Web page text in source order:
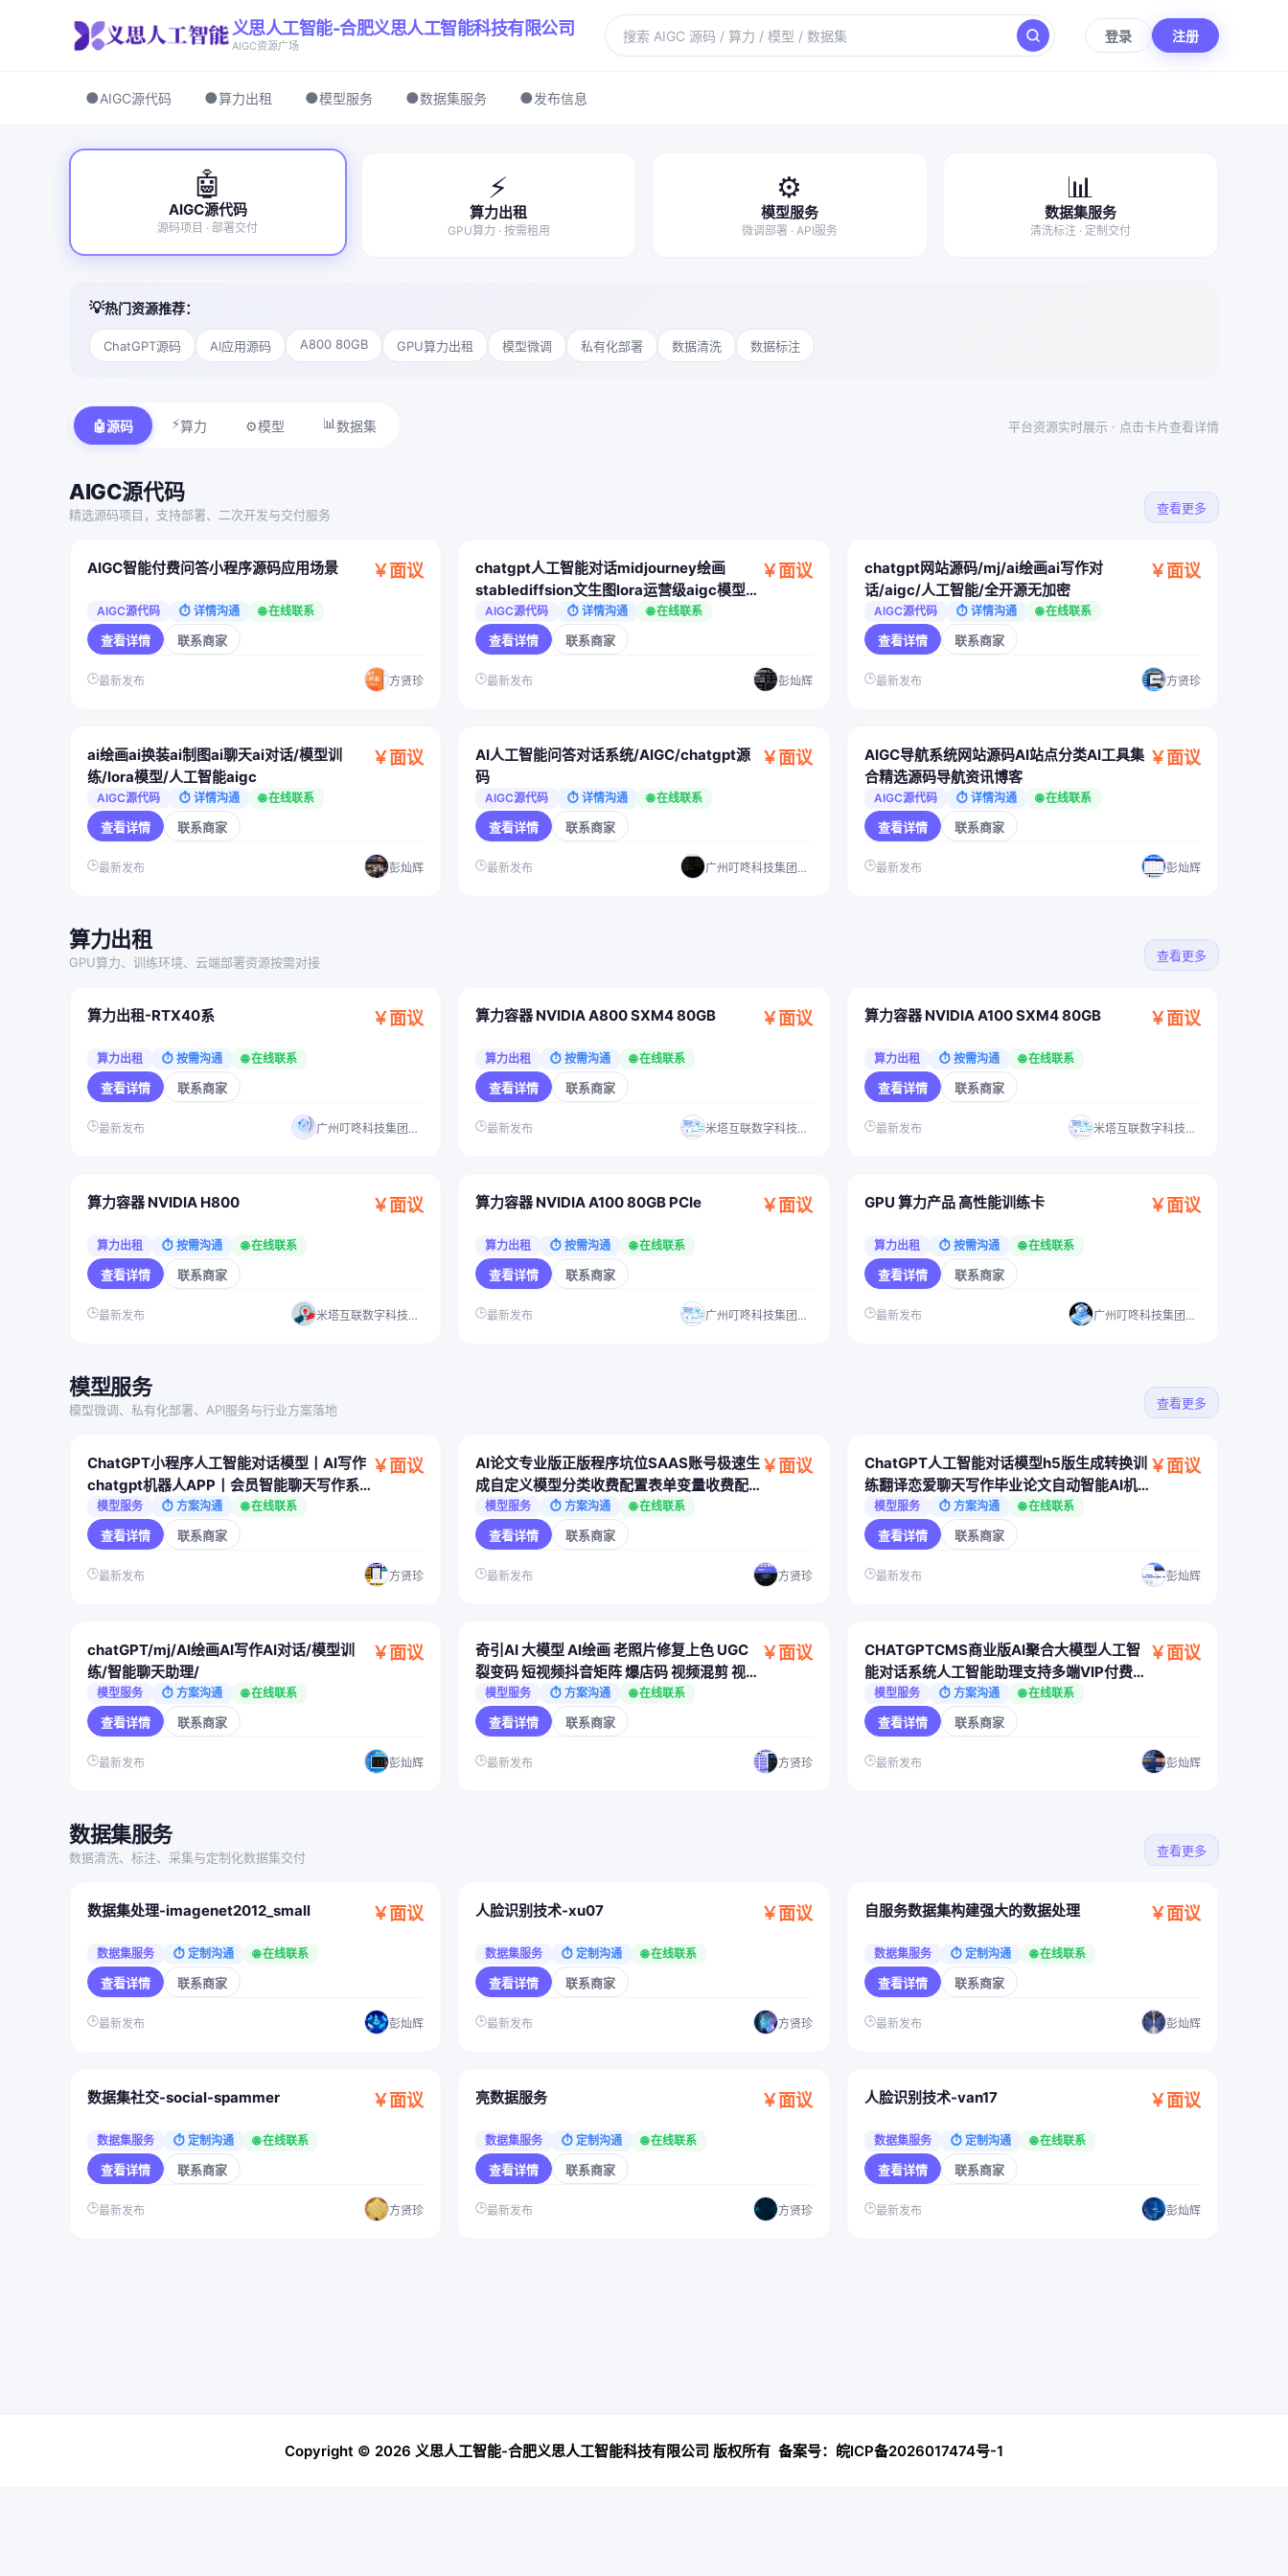
义思人工智能-合肥义思人工智能科技有限公司
AIGC资源广场
登录 注册
●AIGC源代码 ●算力出租 ●模型服务 ●数据集服务 ●发布信息
🤖
AIGC源代码
源码项目 · 部署交付
⚡
算力出租
GPU算力 · 按需租用
⚙️
模型服务
微调部署 · API服务
📊
数据集服务
清洗标注 · 定制交付
💡热门资源推荐：
ChatGPT源码 AI应用源码 A800 80GB GPU算力出租 模型微调 私有化部署 数据清洗 数据标注
🤖源码 ⚡算力 ⚙️模型 📊数据集 平台资源实时展示 · 点击卡片查看详情
AIGC源代码
精选源码项目，支持部署、二次开发与交付服务 查看更多
AIGC智能付费问答小程序源码应用场景 ￥面议
AIGC源代码 ⏱ 详情沟通 🌐 在线联系
查看详情 联系商家
🕒最新发布 方贤珍
chatgpt人工智能对话midjourney绘画
stablediffsion文生图lora运营级aigc模型训
练
￥面议
AIGC源代码 ⏱ 详情沟通 🌐 在线联系
查看详情 联系商家
🕒最新发布 彭灿辉
chatgpt网站源码/mj/ai绘画ai写作对
话/aigc/人工智能/全开源无加密
￥面议
AIGC源代码 ⏱ 详情沟通 🌐 在线联系
查看详情 联系商家
🕒最新发布 方贤珍
ai绘画ai换装ai制图ai聊天ai对话/模型训
练/lora模型/人工智能aigc
￥面议
AIGC源代码 ⏱ 详情沟通 🌐 在线联系
查看详情 联系商家
🕒最新发布 彭灿辉
AI人工智能问答对话系统/AIGC/chatgpt源
码
￥面议
AIGC源代码 ⏱ 详情沟通 🌐 在线联系
查看详情 联系商家
🕒最新发布 广州叮咚科技集团有限公司
AIGC导航系统网站源码AI站点分类AI工具集
合精选源码导航资讯博客
￥面议
AIGC源代码 ⏱ 详情沟通 🌐 在线联系
查看详情 联系商家
🕒最新发布 彭灿辉
算力出租
GPU算力、训练环境、云端部署资源按需对接 查看更多
算力出租-RTX40系 ￥面议
算力出租 ⏱ 按需沟通 🌐 在线联系
查看详情 联系商家
🕒最新发布 广州叮咚科技集团有限公司
算力容器 NVIDIA A800 SXM4 80GB ￥面议
算力出租 ⏱ 按需沟通 🌐 在线联系
查看详情 联系商家
🕒最新发布 米塔互联数字科技（湛江）有限公司
算力容器 NVIDIA A100 SXM4 80GB ￥面议
算力出租 ⏱ 按需沟通 🌐 在线联系
查看详情 联系商家
🕒最新发布 米塔互联数字科技（湛江）有限公司
算力容器 NVIDIA H800 ￥面议
算力出租 ⏱ 按需沟通 🌐 在线联系
查看详情 联系商家
🕒最新发布 米塔互联数字科技（湛江）有限公司
算力容器 NVIDIA A100 80GB PCIe ￥面议
算力出租 ⏱ 按需沟通 🌐 在线联系
查看详情 联系商家
🕒最新发布 广州叮咚科技集团有限公司
GPU 算力产品 高性能训练卡 ￥面议
算力出租 ⏱ 按需沟通 🌐 在线联系
查看详情 联系商家
🕒最新发布 广州叮咚科技集团有限公司
模型服务
模型微调、私有化部署、API服务与行业方案落地 查看更多
ChatGPT小程序人工智能对话模型丨AI写作
chatgpt机器人APP丨会员智能聊天写作系
统源码
￥面议
模型服务 ⏱ 方案沟通 🌐 在线联系
查看详情 联系商家
🕒最新发布 方贤珍
AI论文专业版正版程序坑位SAAS账号极速生
成自定义模型分类收费配置表单变量收费配
置
￥面议
模型服务 ⏱ 方案沟通 🌐 在线联系
查看详情 联系商家
🕒最新发布 方贤珍
ChatGPT人工智能对话模型h5版生成转换训
练翻译恋爱聊天写作毕业论文自动智能AI机
器人
￥面议
模型服务 ⏱ 方案沟通 🌐 在线联系
查看详情 联系商家
🕒最新发布 彭灿辉
chatGPT/mj/AI绘画AI写作AI对话/模型训
练/智能聊天助理/
￥面议
模型服务 ⏱ 方案沟通 🌐 在线联系
查看详情 联系商家
🕒最新发布 彭灿辉
奇引AI 大模型 AI绘画 老照片修复上色 UGC
裂变码 短视频抖音矩阵 爆店码 视频混剪 视频
剪辑
￥面议
模型服务 ⏱ 方案沟通 🌐 在线联系
查看详情 联系商家
🕒最新发布 方贤珍
CHATGPTCMS商业版AI聚合大模型人工智
能对话系统人工智能助理支持多端VIP付费UI
精美
￥面议
模型服务 ⏱ 方案沟通 🌐 在线联系
查看详情 联系商家
🕒最新发布 彭灿辉
数据集服务
数据清洗、标注、采集与定制化数据集交付 查看更多
数据集处理-imagenet2012_small ￥面议
数据集服务 ⏱ 定制沟通 🌐 在线联系
查看详情 联系商家
🕒最新发布 彭灿辉
人脸识别技术-xu07 ￥面议
数据集服务 ⏱ 定制沟通 🌐 在线联系
查看详情 联系商家
🕒最新发布 方贤珍
自服务数据集构建强大的数据处理 ￥面议
数据集服务 ⏱ 定制沟通 🌐 在线联系
查看详情 联系商家
🕒最新发布 彭灿辉
数据集社交-social-spammer ￥面议
数据集服务 ⏱ 定制沟通 🌐 在线联系
查看详情 联系商家
🕒最新发布 方贤珍
亮数据服务 ￥面议
数据集服务 ⏱ 定制沟通 🌐 在线联系
查看详情 联系商家
🕒最新发布 方贤珍
人脸识别技术-van17 ￥面议
数据集服务 ⏱ 定制沟通 🌐 在线联系
查看详情 联系商家
🕒最新发布 彭灿辉
Copyright © 2026 义思人工智能-合肥义思人工智能科技有限公司 版权所有 备案号： 皖ICP备2026017474号-1